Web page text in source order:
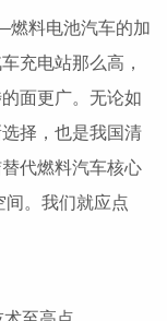
燃料电池汽车的加
充电站那么高，
面更广。无论如
择，也是我国清
代燃料汽车核心
。我们就应点